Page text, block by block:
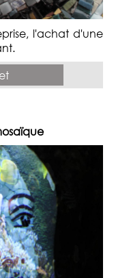
l'achat d'une